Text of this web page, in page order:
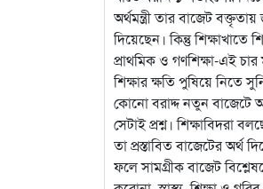
অর্থমন্ত্রী তার বাজেট
দিয়েছেন। কিন্তু শিক্ষাখাতে
প্রাথমিক ও গণশিক্ষা-এই
শিক্ষার ক্ষতি পুষিয়ে নিতে
কোনো বরাদ্দ নতুন বাজেটে
সেটাই প্রশ্ন। শিক্ষাবিদরা
তা প্রস্তাবিত বাজেটের অর্থ
ফলে সামগ্রীক বাজেট